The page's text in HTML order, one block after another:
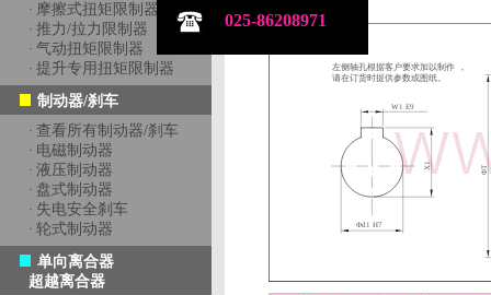
· 摩擦式扭矩限制器
· 推力/拉力限制器
· 气动扭矩限制器
· 提升专用扭矩限制器
制动器/刹车
· 查看所有制动器/刹车
· 电磁制动器
· 液压制动器
· 盘式制动器
· 失电安全刹车
· 轮式制动器
单向离合器
超越离合器
025-86208971